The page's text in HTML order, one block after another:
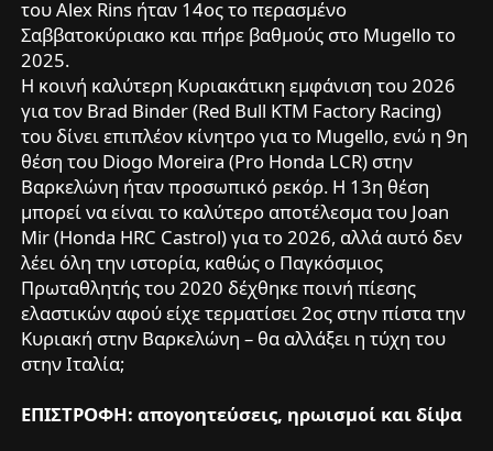
του Alex Rins ήταν 14ος το περασμένο
Σαββατοκύριακο και πήρε βαθμούς στο Mugello το
2025.
Η κοινή καλύτερη Κυριακάτικη εμφάνιση του 2026
για τον Brad Binder (Red Bull KTM Factory Racing)
του δίνει επιπλέον κίνητρο για το Mugello, ενώ η 9η
θέση του Diogo Moreira (Pro Honda LCR) στην
Βαρκελώνη ήταν προσωπικό ρεκόρ. Η 13η θέση
μπορεί να είναι το καλύτερο αποτέλεσμα του Joan
Mir (Honda HRC Castrol) για το 2026, αλλά αυτό δεν
λέει όλη την ιστορία, καθώς ο Παγκόσμιος
Πρωταθλητής του 2020 δέχθηκε ποινή πίεσης
ελαστικών αφού είχε τερματίσει 2ος στην πίστα την
Κυριακή στην Βαρκελώνη – θα αλλάξει η τύχη του
στην Ιταλία;
ΕΠΙΣΤΡΟΦΗ: απογοητεύσεις, ηρωισμοί και δίψα